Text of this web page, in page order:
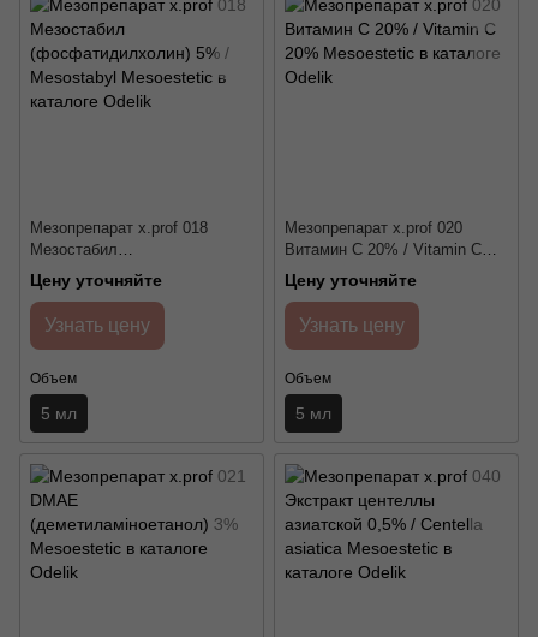
Мезопрепарат x.prof 018
Мезостабил
(фосфатидилхолин) 5% /
Mesostabyl Mesoestetic
Цену уточняйте
Узнать цену
Объем
5 мл
Мезопрепарат x.prof 020
Витамин С 20% / Vitamin C
20% Mesoestetic
Цену уточняйте
Узнать цену
Объем
5 мл